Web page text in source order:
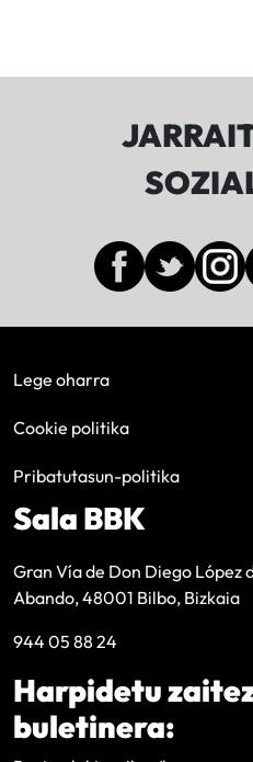
Lege oharra
Cookie politika
Pribatutasun-politika
Sala BBK
Gran Vía de Don Diego López
Abando, 48001 Bilbo, Bizkaia
944 05 88 24
Harpidetu
buletinera: